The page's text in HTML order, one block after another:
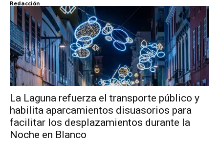
Redacción
La Laguna refuerza el transporte público y
habilita aparcamientos disuasorios para
facilitar los desplazamientos durante la
Noche en Blanco